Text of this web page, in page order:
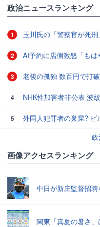
政治ニュースランキング
1 玉川氏の「警察官が死刑
2 AI予約に店側激怒「もは
3 老後の孤独 数百円で打
4 NHK性加害者非公表 波
5
外国人犯罪者の巣窟? ビ
画像アクセスランキング
中日が新庄監督招
関東「真夏の暑さ